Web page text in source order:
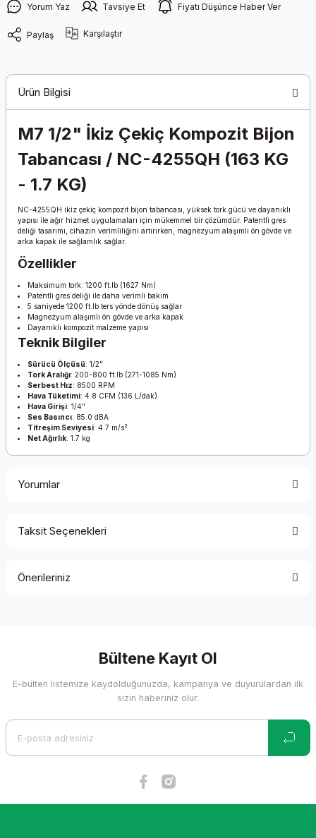
Yorum Yaz Tavsiye Et Fiyatı Düşünce Haber Ver
Paylaş Karşılaştır
Ürün Bilgisi
M7 1/2" İkiz Çekiç Kompozit Bijon
Tabancası / NC-4255QH (163 KG
- 1.7 KG)
NC-4255QH ikiz çekiç kompozit bijon tabancası, yüksek tork gücü ve dayanıklı
yapısı ile ağır hizmet uygulamaları için mükemmel bir çözümdür. Patentli gres
deliği tasarımı, cihazın verimliliğini artırırken, magnezyum alaşımlı ön gövde ve
arka kapak ile sağlamlık sağlar.
Özellikler
Maksimum tork: 1200 ft.lb (1627 Nm)
Patentli gres deliği ile daha verimli bakım
5 saniyede 1200 ft.lb ters yönde dönüş sağlar
Magnezyum alaşımlı ön gövde ve arka kapak
Dayanıklı kompozit malzeme yapısı
Teknik Bilgiler
Sürücü Ölçüsü: 1/2"
Tork Aralığı: 200-800 ft.lb (271-1085 Nm)
Serbest Hız: 8500 RPM
Hava Tüketimi: 4.8 CFM (136 L/dak)
Hava Girişi: 1/4"
Ses Basıncı: 85.0 dBA
Titreşim Seviyesi: 4.7 m/s²
Net Ağırlık: 1.7 kg
Yorumlar
Taksit Seçenekleri
Önerileriniz
Görüş ve önerileriniz için teşekkür ederiz.
Ürün resmi kalitesiz, bozuk veya görüntülenemiyor.
Bültene Kayıt Ol
E-bülten listemize kaydolduğunuzda, kampanya ve duyurulardan ilk
sizin haberiniz olur.